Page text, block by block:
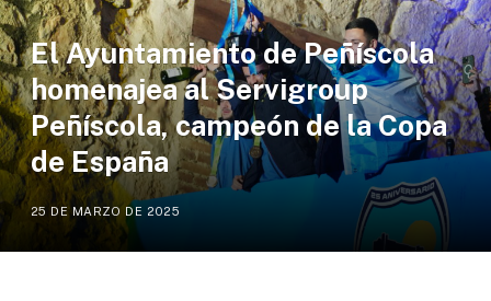
El Ayuntamiento de Peñíscola
homenajea al Servigroup
Peñíscola, campeón de la Copa
de España
25 DE MARZO DE 2025